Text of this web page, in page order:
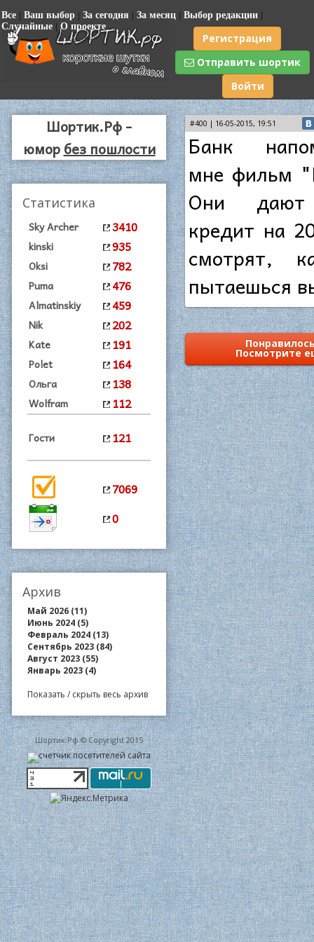
Все | Ваш выбор | За сегодня | За месяц | Выбор редакции |
Случайные | О проекте
Регистрация
Отправить шортик
Войти
Шортик.Рф -
юморбез пошлости
Статистика
Sky Archer 3410
kinski 935
Oksi 782
Puma 476
Almatinskiy 459
Nik 202
Kate 191
Polet 164
Ольга 138
Wolfram 112
Гости 121
7069
0
Архив
Май 2026 (11)
Июнь 2024 (5)
Февраль 2024 (13)
Сентябрь 2023 (84)
Август 2023 (55)
Январь 2023 (4)
Показать / скрыть весь архив
Шортик.Рф © Copyright 2015
#400 | 16-05-2015, 19:51
Банк
мне фильм
Они дают
кредит на
смотрят,
пытаешься
Посмотрите